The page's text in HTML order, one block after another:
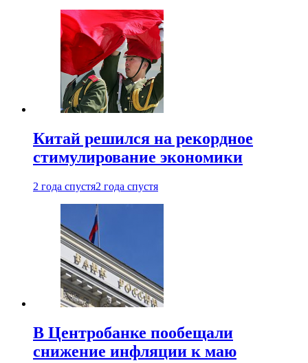
Китай решился на рекордное
стимулирование экономики
2 года спустя2 года спустя
В Центробанке пообещали
снижение инфляции к маю